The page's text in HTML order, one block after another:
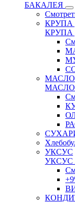
БАКАЛЕЯ
КРУПА
КРУПА
МАСЛО
МАСЛО
УКСУС
УКСУС